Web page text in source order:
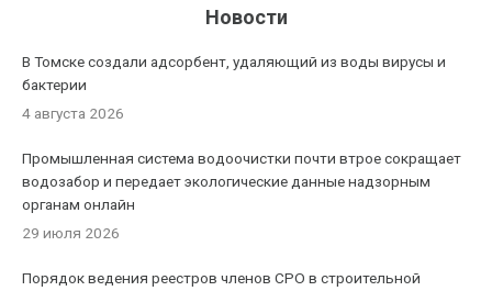
Новости
В Томске создали адсорбент, удаляющий из воды вирусы и
бактерии
4 августа 2026
Промышленная система водоочистки почти втрое сокращает
водозабор и передает экологические данные надзорным
органам онлайн
29 июля 2026
Порядок ведения реестров членов СРО в строительной